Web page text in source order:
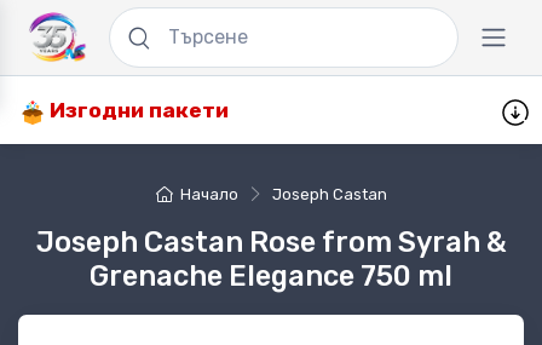
Изгодни пакети
Начало Joseph Castan
Joseph Castan Rose from Syrah &
Grenache Elegance 750 ml